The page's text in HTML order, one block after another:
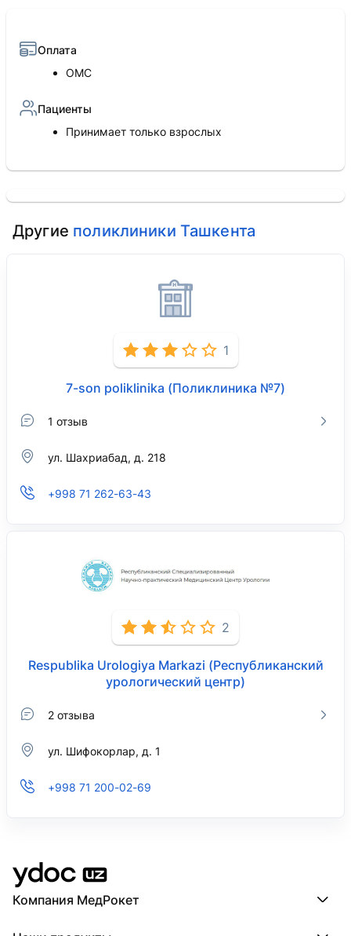
Оплата
ОМС
Пациенты
Принимает только взрослых
Другие поликлиники Ташкента
1
7-son poliklinika (Поликлиника №7)
1 отзыв
ул. Шахриабад, д. 218
+998 71 262-63-43
2
Respublika Urologiya Markazi (Республиканский
урологический центр)
2 отзыва
ул. Шифокорлар, д. 1
+998 71 200-02-69
Компания МедРокет